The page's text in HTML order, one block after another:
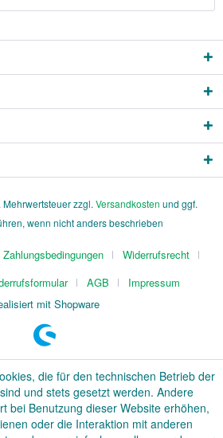
zzgl. Versandkosten und ggf.
wenn nicht anders beschrieben
Widerrufsrecht
AGB
Impressum
mit Shopware
die für den technischen Betrieb der
und stets gesetzt werden. Andere
bei Benutzung dieser Website erhöhen,
oder die Interaktion mit anderen